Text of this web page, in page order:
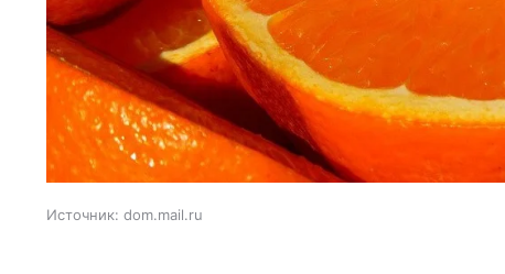
Источник: dom.mail.ru